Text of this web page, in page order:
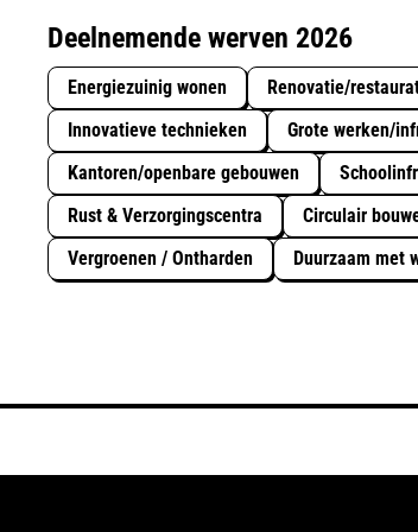
Deelnemende werven 2026
Energiezuinig wonen Renovatie/
Innovatieve technieken
Grote werken/
Kantoren/openbare gebouwen
Rust & Verzorgingscentra
Circulair
Vergroenen / Ontharden
Duurzaam met